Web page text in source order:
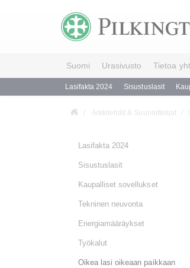
Suomi Urasivusto Tietoa
Lasifakta 2024 Sisustuslasit
Arkkitehdit & Suunnittelijat
Lasifakta 2024
Sisustuslasit
Kaupalliset sovellukset
Tekninen neuvonta
Energiamääräykset
Työkalut
Oikea lasi oikeaan paikkaan